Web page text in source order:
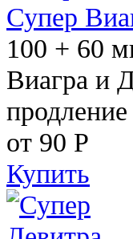
Супер
100 + 60
Виагра и
от 90 Р
Купить